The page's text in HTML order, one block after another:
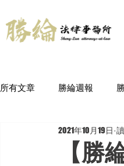
所有文章 勝綸週報
【勝
2021年10月19日